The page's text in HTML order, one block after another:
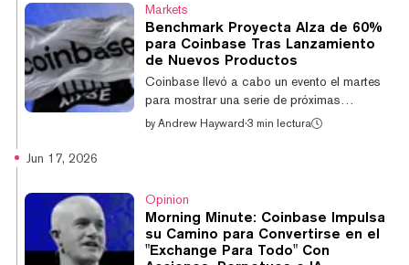
principios de semana, pero cerró la jornada
del miércoles en $7,86, un aumento diario de
más de 25% después de que la acción —
que venía enfriándose— fuera señalada en
Reddit como una franquicia que necesita ser
sal...
Markets
Benchmark Proyecta Alza de 60%
para Coinbase Tras Lanzamiento
de Nuevos Productos
Coinbase llevó a cabo un evento el martes
para mostrar una serie de próximas
adiciones de productos, como el trading de
significativo en el exchange de
criptomonedas mientras amplía sus
horizontes aún más allá del trading de
by Andrew Hayward ·3 min lectura
Jun 17, 2026
Opinion
Morning Minute: Coinbase Impulsa
su Camino para Convertirse en el
"Exchange Para Todo" Con